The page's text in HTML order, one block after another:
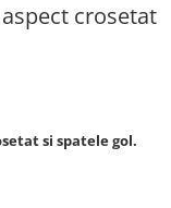
crosetat
si spatele gol.